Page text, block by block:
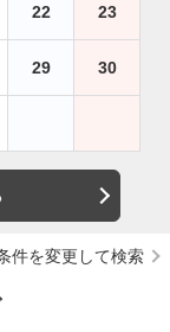
22 23
29 30
件を変更して検索